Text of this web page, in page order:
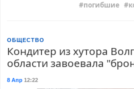
погибшие
ОБЩЕСТВО
Кондитер из хутора
области завоевала
8 Апр12:22